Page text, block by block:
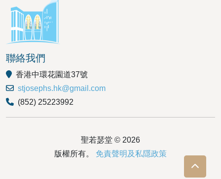
聯絡我們
香港中環花園道37號
stjosephs.hk@gmail.com
(852) 25223992
聖若瑟堂 © 2026
版權所有。 免責聲明及私隱政策
To Top